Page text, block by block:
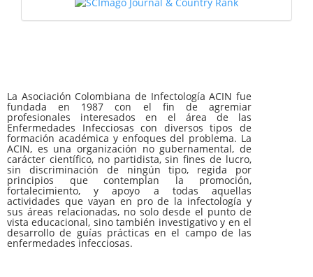
La Asociación Colombiana de Infectología ACIN fue
fundada en 1987 con el fin de agremiar
profesionales interesados en el área de las
Enfermedades Infecciosas con diversos tipos de
formación académica y enfoques del problema. La
ACIN, es una organización no gubernamental, de
carácter científico, no partidista, sin fines de lucro,
sin discriminación de ningún tipo, regida por
principios que contemplan la promoción,
fortalecimiento, y apoyo a todas aquellas
actividades que vayan en pro de la infectología y
sus áreas relacionadas, no solo desde el punto de
vista educacional, sino también investigativo y en el
desarrollo de guías prácticas en el campo de las
enfermedades infecciosas.